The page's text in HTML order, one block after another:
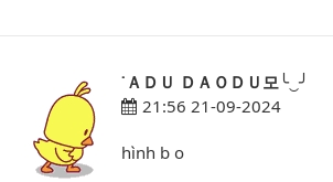
˙ＡＤＵ ＤＡＯＤＵ모╰‿╯
21:56 21-09-2024
hình b o